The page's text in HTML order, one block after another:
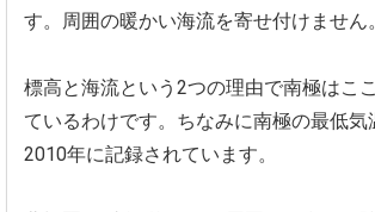
す。 周囲の暖かい海流を寄せ付けません。
標高と海流という2つの理由で南極はこ
ているわけです。ちなみに南極の最低
2010年に記録されています。